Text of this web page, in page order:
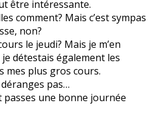
être intéressante.
comment? Mais c’est sympas
non?
le jeudi? Mais je m’en
détestais également les
mes plus gros cours.
pas…
passes une bonne journée